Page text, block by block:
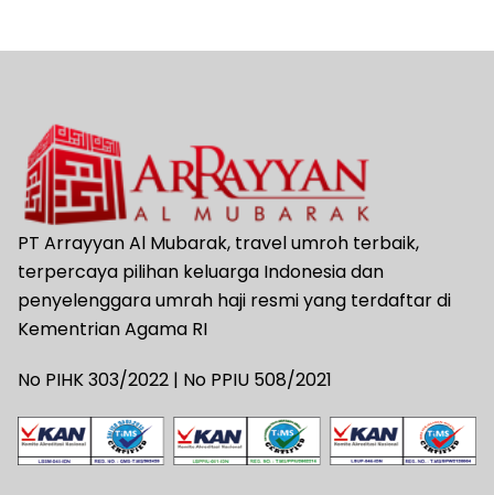
PT Arrayyan Al Mubarak, travel umroh terbaik,
terpercaya pilihan keluarga Indonesia dan
penyelenggara umrah haji resmi yang terdaftar di
Kementrian Agama RI
No PIHK 303/2022 | No PPIU 508/2021